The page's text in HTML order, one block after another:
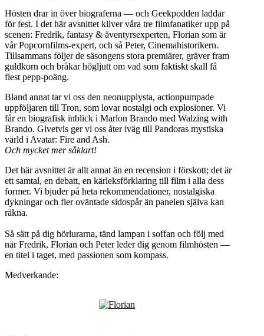
Hösten drar in över biograferna — och Geekpodden laddar
för fest. I det här avsnittet kliver våra tre filmfanatiker upp på
scenen: Fredrik, fantasy & äventyrsexperten, Florian som är
vår Popcornfilms-expert, och så Peter, Cinemahistorikern.
Tillsammans följer de säsongens stora premiärer, gräver fram
guldkorn och bråkar högljutt om vad som faktiskt skall få
flest pepp-poäng.
Bland annat tar vi oss den neonupplysta, actionpumpade
uppföljaren till Tron, som lovar nostalgi och explosioner. Vi
får en biografisk inblick i Marlon Brando med Walzing with
Brando. Givetvis ger vi oss åter iväg till Pandoras mystiska
värld i Avatar: Fire and Ash.
Och mycket mer såklart!
Det här avsnittet är allt annat än en recension i förskott; det är
ett samtal, en debatt, en kärleksförklaring till film i alla dess
former. Vi bjuder på heta rekommendationer, nostalgiska
dykningar och fler oväntade sidospår än panelen själva kan
räkna.
Så sätt på dig hörlurarna, tänd lampan i soffan och följ med
när Fredrik, Florian och Peter leder dig genom filmhösten —
en titel i taget, med passionen som kompass.
Medverkande: